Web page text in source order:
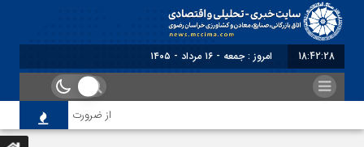
18:42:29 امروز : جمعه - ۱۶ مرداد - ۱۴۰۵
از ضرورت اصلاح رویه‌های